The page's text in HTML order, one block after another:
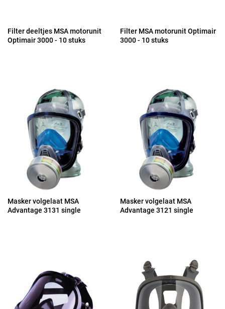
Filter deeltjes MSA motorunit
Optimair 3000 - 10 stuks
Filter MSA motorunit Optimair
3000 - 10 stuks
Masker volgelaat MSA
Advantage 3131 single
Masker volgelaat MSA
Advantage 3121 single